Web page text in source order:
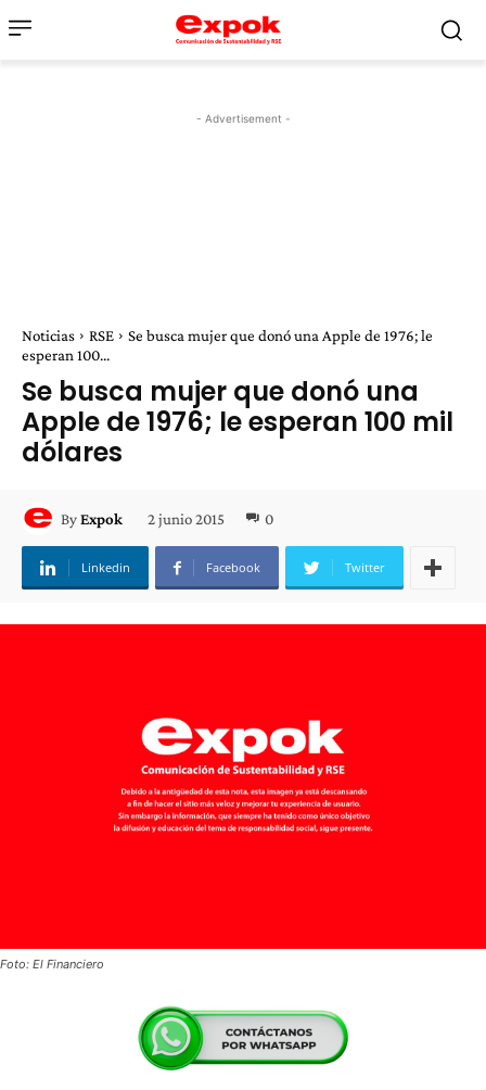
- Advertisement -
Noticias RSE
Se busca mujer que donó una Apple de 1976; le
esperan 100...
Se busca mujer que donó una
Apple de 1976; le esperan 100 mil
dólares
ByExpok 2 junio 2015 0
Linkedin Facebook Twitter
Foto: El Financiero